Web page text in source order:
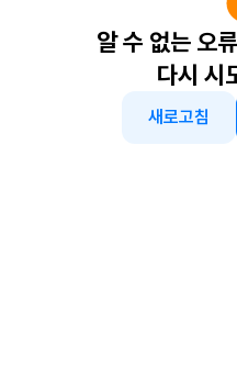
알 수 없는 오
다시 시
새로고침